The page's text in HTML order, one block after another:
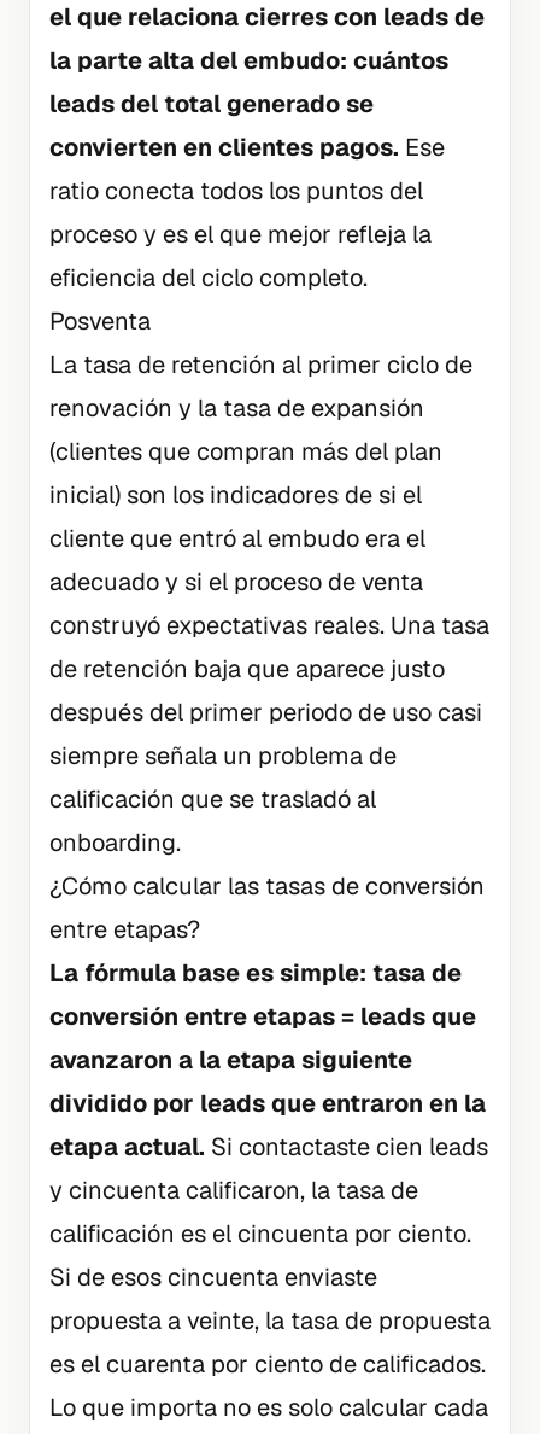
el que relaciona cierres con leads de
la parte alta del embudo: cuántos
leads del total generado se
convierten en clientes pagos. Ese
ratio conecta todos los puntos del
proceso y es el que mejor refleja la
eficiencia del ciclo completo.
Posventa
La tasa de retención al primer ciclo de
renovación y la tasa de expansión
(clientes que compran más del plan
inicial) son los indicadores de si el
cliente que entró al embudo era el
adecuado y si el proceso de venta
construyó expectativas reales. Una tasa
de retención baja que aparece justo
después del primer periodo de uso casi
siempre señala un problema de
calificación que se trasladó al
onboarding.
¿Cómo calcular las tasas de conversión
entre etapas?
La fórmula base es simple: tasa de
conversión entre etapas = leads que
avanzaron a la etapa siguiente
dividido por leads que entraron en la
etapa actual. Si contactaste cien leads
y cincuenta calificaron, la tasa de
calificación es el cincuenta por ciento.
Si de esos cincuenta enviaste
propuesta a veinte, la tasa de propuesta
es el cuarenta por ciento de calificados.
Lo que importa no es solo calcular cada